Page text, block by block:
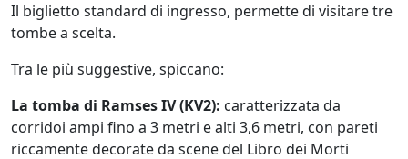
Il biglietto standard di ingresso, permette di visitare tre
tombe a scelta.
Tra le più suggestive, spiccano:
La tomba di Ramses IV (KV2): caratterizzata da
corridoi ampi fino a 3 metri e alti 3,6 metri, con pareti
riccamente decorate da scene del Libro dei Morti